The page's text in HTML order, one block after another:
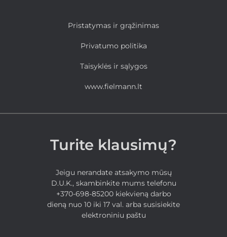
Pristatymas ir grąžinimas
Privatumo politika
Taisyklės ir sąlygos
www.fielmann.lt
Turite klausimų?
Jeigu nerandate atsakymo mūsų
D.U.K., skambinkite mums telefonu
+370-698-85200 kiekvieną darbo
dieną nuo 10 iki 17 val. arba susisiekite
elektroniniu paštu